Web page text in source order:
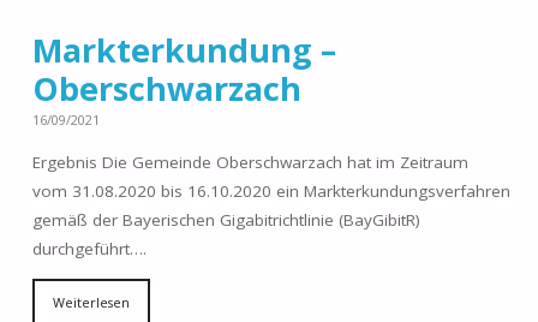
Markterkundung –
Oberschwarzach
16/09/2021
Ergebnis Die Gemeinde Oberschwarzach hat im Zeitraum
vom 31.08.2020 bis 16.10.2020 ein Markterkundungsverfahren
gemäß der Bayerischen Gigabitrichtlinie (BayGibitR)
durchgeführt….
Weiterlesen